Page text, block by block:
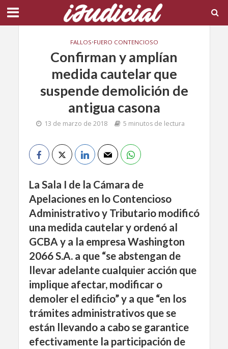
FALLOS•FUERO CONTENCIOSO
Confirman y amplían
medida cautelar que
suspende demolición de
antigua casona
13 de marzo de 2018 5 minutos de lectura
La Sala I de la Cámara de
Apelaciones en lo Contencioso
Administrativo y Tributario modificó
una medida cautelar y ordenó al
GCBA y a la empresa Washington
2066 S.A. a que “se abstengan de
llevar adelante cualquier acción que
implique afectar, modificar o
demoler el edificio” y a que “en los
trámites administrativos que se
están llevando a cabo se garantice
efectivamente la participación de